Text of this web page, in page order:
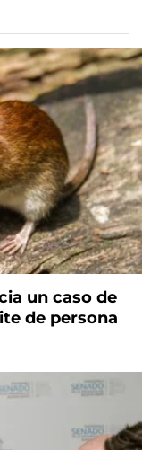
un caso de
de persona